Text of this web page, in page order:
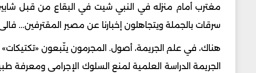
مغترب أمام منزله في النبي شيت في البقاع من قبل
سرقات بالجملة ويتجاهلون إخبارنا عن مصير المقترفين...
هناك، في علم الجريمة، أصول. المجرمون يتّبعون
الجريمة الدراسة العلمية لمنع السلوك الإجرامي ومعرفة